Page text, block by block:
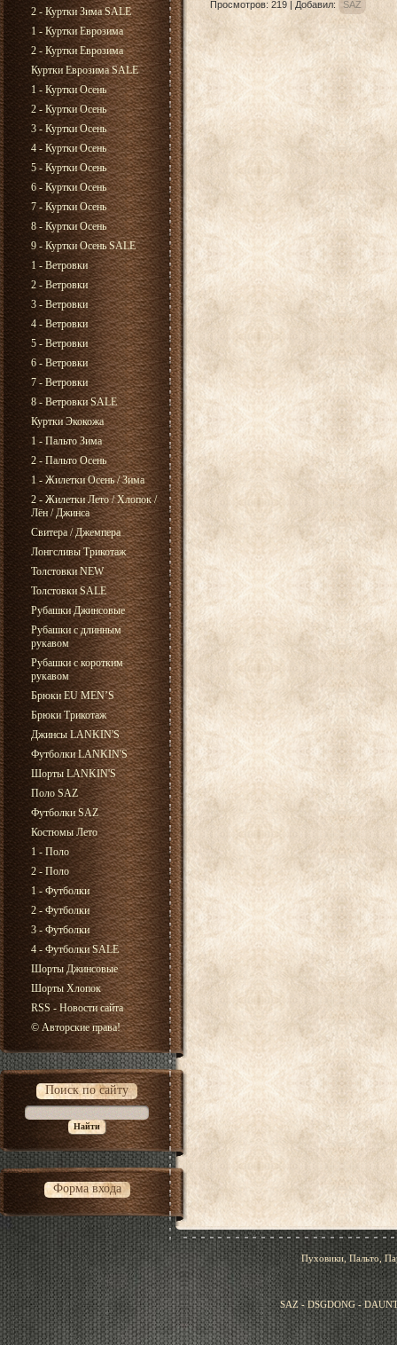
2 - Куртки Зима SALE
1 - Куртки Еврозима
2 - Куртки Еврозима
Куртки Еврозима SALE
1 - Куртки Осень
2 - Куртки Осень
3 - Куртки Осень
4 - Куртки Осень
5 - Куртки Осень
6 - Куртки Осень
7 - Куртки Осень
8 - Куртки Осень
9 - Куртки Осень SALE
1 - Ветровки
2 - Ветровки
3 - Ветровки
4 - Ветровки
5 - Ветровки
6 - Ветровки
7 - Ветровки
8 - Ветровки SALE
Куртки Экокожа
1 - Пальто Зима
2 - Пальто Осень
1 - Жилетки Осень / Зима
2 - Жилетки Лето / Хлопок /
Лён / Джинса
Свитера / Джемпера
Лонгсливы Трикотаж
Толстовки NEW
Толстовки SALE
Рубашки Джинсовые
Рубашки с длинным
рукавом
Рубашки с коротким
рукавом
Брюки EU MEN’S
Брюки Трикотаж
Джинсы LANKIN'S
Футболки LANKIN'S
Шорты LANKIN'S
Поло SAZ
Футболки SAZ
Костюмы Лето
1 - Поло
2 - Поло
1 - Футболки
2 - Футболки
3 - Футболки
4 - Футболки SALE
Шорты Джинсовые
Шорты Хлопок
RSS - Новости сайта
© Авторские права!
Поиск по сайту
Форма входа
Просмотров: 219 | Добавил: SAZ
Пуховики, Пальто,
SAZ - DSGDONG -